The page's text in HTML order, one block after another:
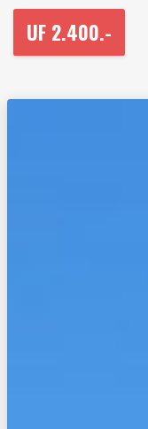
UF 2.400.-